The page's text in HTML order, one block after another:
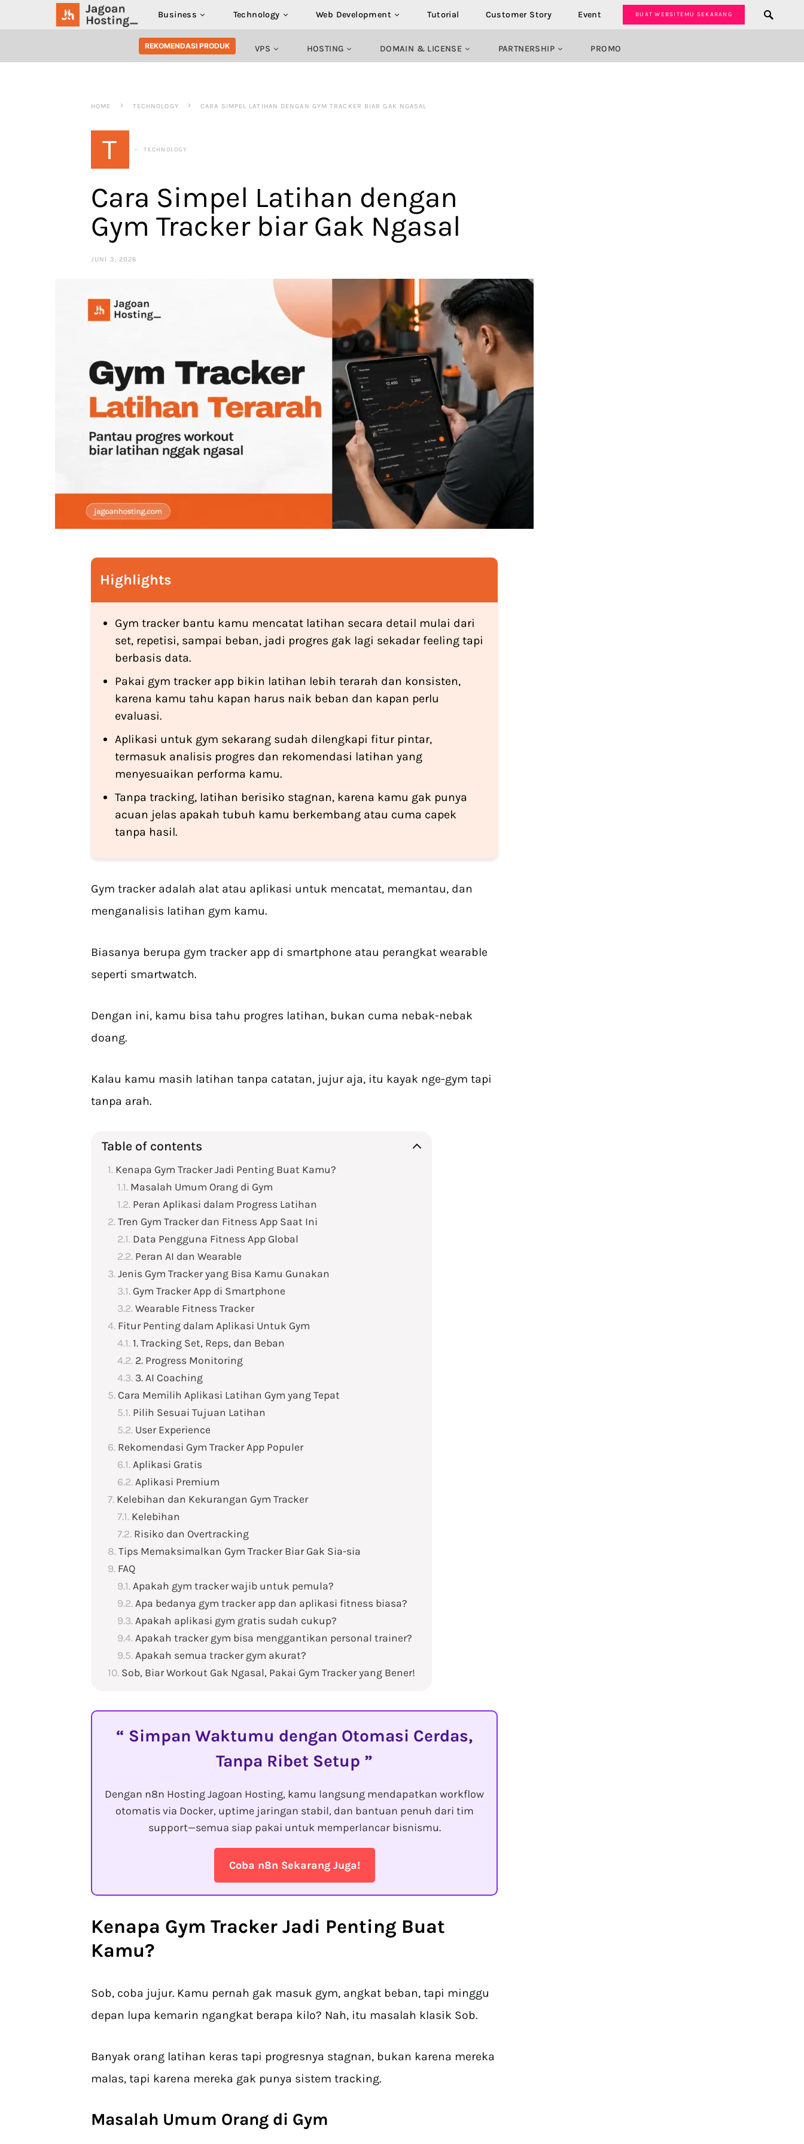
Business Technology Web Development Tutorial Customer Story Event BUAT WEBSITEMU SEKARANG
SEARCH FOR:
REKOMENDASI PRODUK VPS HOSTING DOMAIN & LICENSE PARTNERSHIP PROMO
HOME TECHNOLOGY CARA SIMPEL LATIHAN DENGAN GYM TRACKER BIAR GAK NGASAL
T TECHNOLOGY
Cara Simpel Latihan dengan
Gym Tracker biar Gak Ngasal
JUNI 3, 2026
Highlights
Gym tracker bantu kamu mencatat latihan secara detail mulai dari
set, repetisi, sampai beban, jadi progres gak lagi sekadar feeling tapi
berbasis data.
Pakai gym tracker app bikin latihan lebih terarah dan konsisten,
karena kamu tahu kapan harus naik beban dan kapan perlu
evaluasi.
Aplikasi untuk gym sekarang sudah dilengkapi fitur pintar,
termasuk analisis progres dan rekomendasi latihan yang
menyesuaikan performa kamu.
Tanpa tracking, latihan berisiko stagnan, karena kamu gak punya
acuan jelas apakah tubuh kamu berkembang atau cuma capek
tanpa hasil.
Gym tracker adalah alat atau aplikasi untuk mencatat, memantau, dan
menganalisis latihan gym kamu.
Biasanya berupa gym tracker app di smartphone atau perangkat wearable
seperti smartwatch.
Dengan ini, kamu bisa tahu progres latihan, bukan cuma nebak-nebak
doang.
Kalau kamu masih latihan tanpa catatan, jujur aja, itu kayak nge-gym tapi
tanpa arah.
Table of contents
Kenapa Gym Tracker Jadi Penting Buat Kamu?
Masalah Umum Orang di Gym
Peran Aplikasi dalam Progress Latihan
Tren Gym Tracker dan Fitness App Saat Ini
Data Pengguna Fitness App Global
Peran AI dan Wearable
Jenis Gym Tracker yang Bisa Kamu Gunakan
Gym Tracker App di Smartphone
Wearable Fitness Tracker
Fitur Penting dalam Aplikasi Untuk Gym
1. Tracking Set, Reps, dan Beban
2. Progress Monitoring
3. AI Coaching
Cara Memilih Aplikasi Latihan Gym yang Tepat
Pilih Sesuai Tujuan Latihan
User Experience
Rekomendasi Gym Tracker App Populer
Aplikasi Gratis
Aplikasi Premium
Kelebihan dan Kekurangan Gym Tracker
Kelebihan
Risiko dan Overtracking
Tips Memaksimalkan Gym Tracker Biar Gak Sia-sia
FAQ
Apakah gym tracker wajib untuk pemula?
Apa bedanya gym tracker app dan aplikasi fitness biasa?
Apakah aplikasi gym gratis sudah cukup?
Apakah tracker gym bisa menggantikan personal trainer?
Apakah semua tracker gym akurat?
Sob, Biar Workout Gak Ngasal, Pakai Gym Tracker yang Bener!
Simpan Waktumu dengan Otomasi Cerdas,
Tanpa Ribet Setup
Dengan n8n Hosting Jagoan Hosting, kamu langsung mendapatkan workflow
otomatis via Docker, uptime jaringan stabil, dan bantuan penuh dari tim
support—semua siap pakai untuk memperlancar bisnismu.
Coba n8n Sekarang Juga!
Kenapa Gym Tracker Jadi Penting Buat
Kamu?
Sob, coba jujur. Kamu pernah gak masuk gym, angkat beban, tapi minggu
depan lupa kemarin ngangkat berapa kilo? Nah, itu masalah klasik Sob.
Banyak orang latihan keras tapi progresnya stagnan, bukan karena mereka
malas, tapi karena mereka gak punya sistem tracking.
Masalah Umum Orang di Gym